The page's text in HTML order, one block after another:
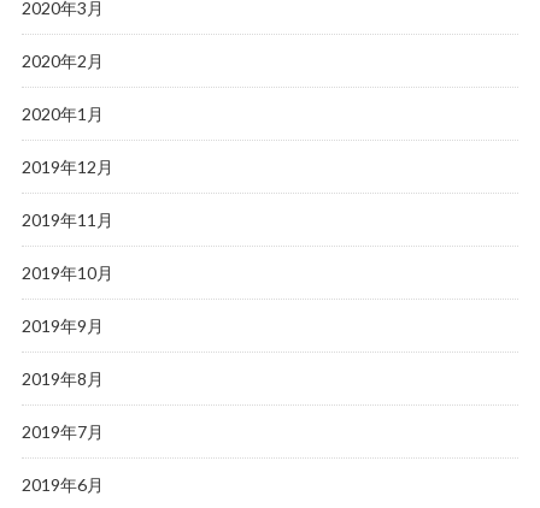
2020年3月
2020年2月
2020年1月
2019年12月
2019年11月
2019年10月
2019年9月
2019年8月
2019年7月
2019年6月